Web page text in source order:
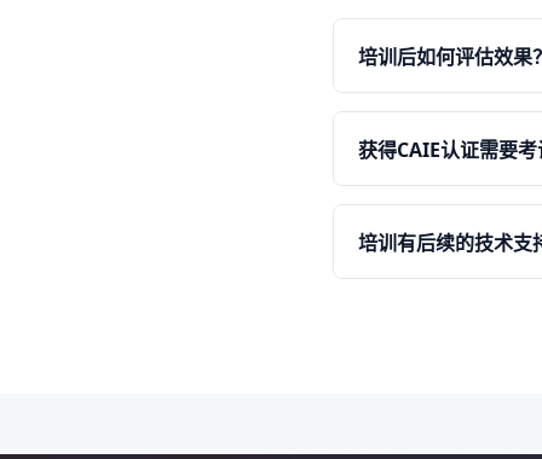
是的，我们的培训内容
沟通，了解实际业务场
效果最大化。
培训后如何评估效果
我们采用多维度的效果
评估员工应用AI工具解
员工在工作中对所学技
获得CAIE认证需要
是的，完成培训后，学
的理解，实操部分则要
的CAIE认证证书，证书
培训有后续的技术支